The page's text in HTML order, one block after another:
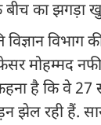
बीच का
विभाग
मोहम्मद
है कि वे 27
झेल रही हैं.